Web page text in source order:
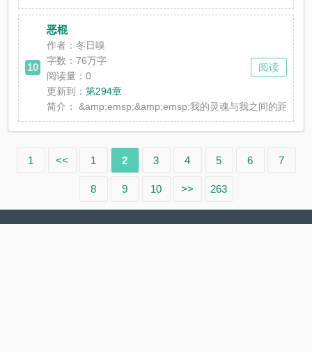
10
恶棍
作者：冬日嗅
字数：76万字
阅读量：0
更新到：第294章
简介：
&amp;emsp;&amp;emsp;我的灵魂与我之间的距离
阅读
1 << 1 2 3 4 5 6 7
8 9 10 >> 263